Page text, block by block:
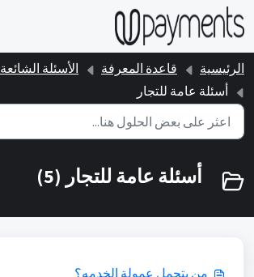
التخطّي إلى المحتوى الرئيسي
الرئيسية قاعدة المعرفة
الأسئلة الشائعة
أسئلة عامة للتجار
أسئلة عامة للتجار (5)
من يتحمل عمولة الخدمه؟